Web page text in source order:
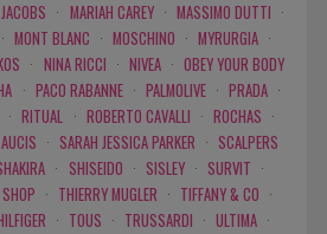
· MARIAH CAREY · MASSIMO DUTTI ·
· MONT BLANC · MOSCHINO · MYRURGIA ·
· NINA RICCI · NIVEA · OBEY YOUR BODY
· PACO RABANNE · PALMOLIVE · PRADA ·
· RITUAL · ROBERTO CAVALLI · ROCHAS ·
· SARAH JESSICA PARKER · SCALPERS
· SHISEIDO · SISLEY · SURVIT ·
· THIERRY MUGLER · TIFFANY & CO ·
· TOUS · TRUSSARDI · ULTIMA ·